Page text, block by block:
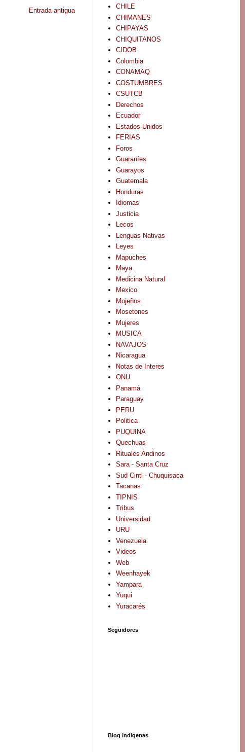
Entrada antigua
CHILE
CHIMANES
CHIPAYAS
CHIQUITANOS
CIDOB
Colombia
CONAMAQ
COSTUMBRES
CSUTCB
Derechos
Ecuador
Estados Unidos
FERIAS
Foros
Guaraníes
Guarayos
Guatemala
Honduras
Idiomas
Justicia
Lecos
Lenguas Nativas
Leyes
Mapuches
Maya
Medicina Natural
Mexico
Mojeños
Mosetones
Mujeres
MUSICA
NAVAJOS
Nicaragua
Notas de Interes
ONU
Panamá
Paraguay
PERU
Politica
PUQUINA
Quechuas
Rituales Andinos
Sara - Santa Cruz
Sud Cinti - Chuquisaca
Tacanas
TIPNIS
Tribus
Universidad
URU
Venezuela
Videos
Web
Weenhayek
Yampara
Yuqui
Yuracarés
Seguidores
Blog indigenas